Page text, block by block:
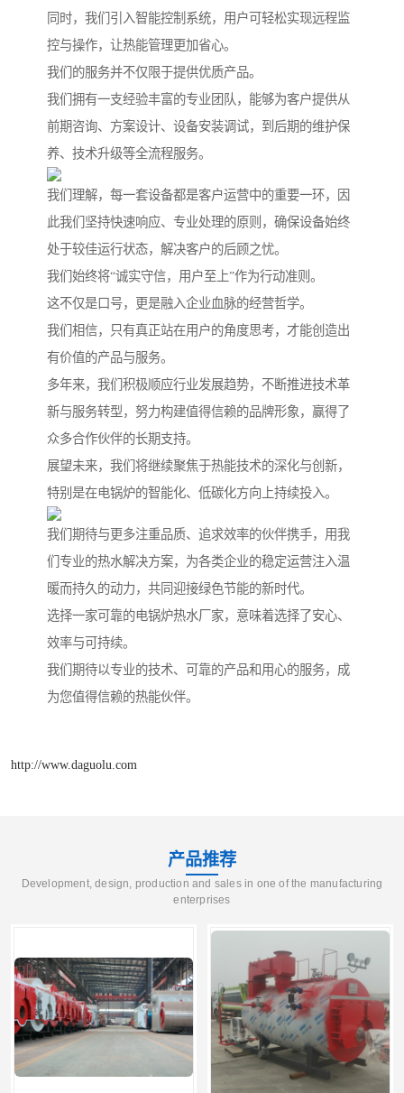
同时，我们引入智能控制系统，用户可轻松实现远程监
控与操作，让热能管理更加省心。
我们的服务并不仅限于提供优质产品。
我们拥有一支经验丰富的专业团队，能够为客户提供从
前期咨询、方案设计、设备安装调试，到后期的维护保
养、技术升级等全流程服务。
我们理解，每一套设备都是客户运营中的重要一环，因
此我们坚持快速响应、专业处理的原则，确保设备始终
处于较佳运行状态，解决客户的后顾之忧。
我们始终将“诚实守信，用户至上”作为行动准则。
这不仅是口号，更是融入企业血脉的经营哲学。
我们相信，只有真正站在用户的角度思考，才能创造出
有价值的产品与服务。
多年来，我们积极顺应行业发展趋势，不断推进技术革
新与服务转型，努力构建值得信赖的品牌形象，赢得了
众多合作伙伴的长期支持。
展望未来，我们将继续聚焦于热能技术的深化与创新，
特别是在电锅炉的智能化、低碳化方向上持续投入。
我们期待与更多注重品质、追求效率的伙伴携手，用我
们专业的热水解决方案，为各类企业的稳定运营注入温
暖而持久的动力，共同迎接绿色节能的新时代。
选择一家可靠的电锅炉热水厂家，意味着选择了安心、
效率与可持续。
我们期待以专业的技术、可靠的产品和用心的服务，成
为您值得信赖的热能伙伴。
http://www.daguolu.com
产品推荐
Development, design, production and sales in one of the manufacturing
enterprises